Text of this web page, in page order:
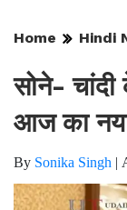
Home Hindi
सोने-
आज का
By Sonika Singh |